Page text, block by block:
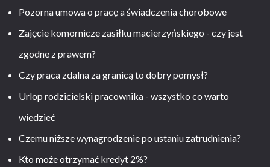
Pozorna umowa o pracę a świadczenia chorobowe
Zajęcie komornicze zasiłku macierzyńskiego - czy jest
zgodne z prawem?
Czy praca zdalna za granicą to dobry pomysł?
Urlop rodzicielski pracownika - wszystko co warto
wiedzieć
Czemu niższe wynagrodzenie po ustaniu zatrudnienia?
Kto może otrzymać kredyt 2%?